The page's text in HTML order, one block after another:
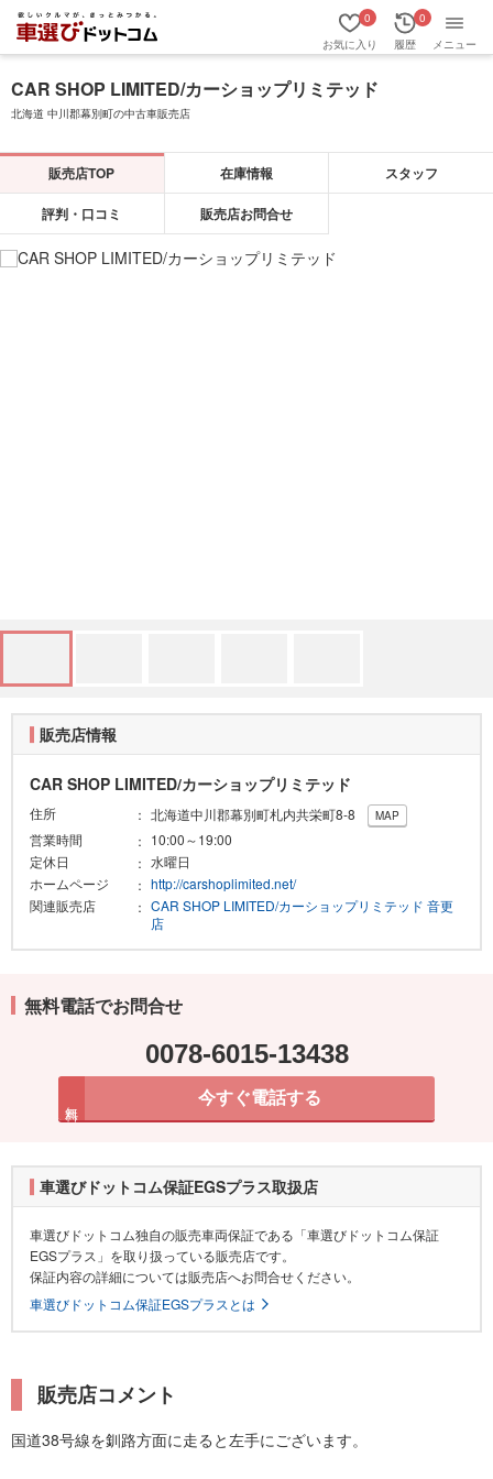
お気に入り
0
履歴
0
メニュー
CAR SHOP LIMITED/カーショップリミテッド
北海道 中川郡幕別町の中古車販売店
販売店TOP 在庫情報 スタッフ
評判・口コミ 販売店お問合せ
販売店情報
CAR SHOP LIMITED/カーショップリミテッド
住所 北海道中川郡幕別町札内共栄町8-8 MAP
営業時間
10:00～19:00
定休日
水曜日
ホームページ
http://carshoplimited.net/
関連販売店
CAR SHOP LIMITED/カーショップリミテッド 音更
店
無料電話でお問合せ
0078-6015-13438
今すぐ電話する
車選びドットコム保証EGSプラス取扱店
車選びドットコム独自の販売車両保証である「車選びドットコム保証
EGSプラス」を取り扱っている販売店です。
保証内容の詳細については販売店へお問合せください。
車選びドットコム保証EGSプラスとは
販売店コメント
国道38号線を釧路方面に走ると左手にございます。